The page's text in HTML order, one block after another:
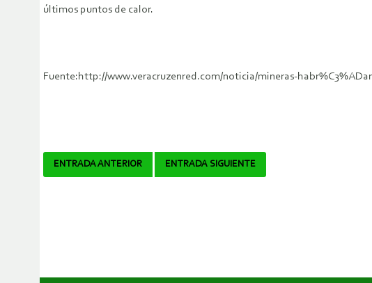
últimos puntos de calor.
Fuente:http://www.veracruzenred.com/noticia/mineras-
Navegador
ENTRADA ANTERIOR ENTRADA SIGUIENTE